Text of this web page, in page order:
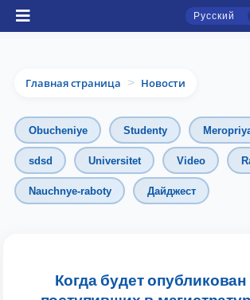
Русский
Главная страница > Новости
Obucheniye Studenty
sdsd Universitet Video
Nauchnye-raboty Дайджест
Когда будет опубликован
Чат приёмной комиссии ТГЮУ